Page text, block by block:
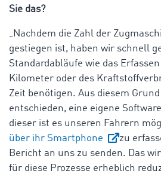
Sie das?
„Nachdem die Zahl der
gestiegen ist, haben wir schnell
Standardabläufe wie das
Kilometer oder des
Zeit benötigen. Aus diesem
entschieden, eine eigene
dieser ist es unseren Fahrern
über ihr Smartphone
zu
Bericht an uns zu senden. Das
für diese Prozesse erheblich